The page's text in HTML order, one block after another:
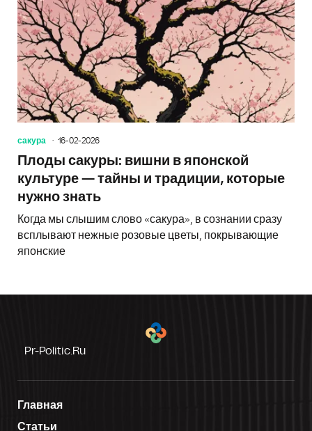
сакура 16-02-2026
Плоды сакуры: вишни в японской
культуре — тайны и традиции, которые
нужно знать
Когда мы слышим слово «сакура», в сознании сразу
всплывают нежные розовые цветы, покрывающие
японские
Pr-Politic.ru
Главная
Статьи